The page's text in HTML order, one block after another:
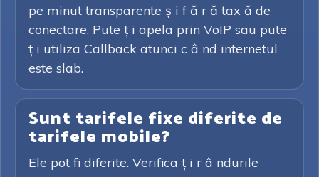
pe minut transparente ș i f ă r ă tax ă de
conectare. Pute ț i apela prin VoIP sau pute
ț i utiliza Callback atunci c â nd internetul
este slab.
Sunt tarifele fixe diferite de
tarifele mobile?
Ele pot fi diferite. Verifica ț i r â ndurile